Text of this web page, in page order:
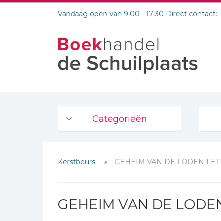
Vandaag open van 9:00 - 17:30 Direct contact:
Categorieën
De Bijbel
Bijbelse Dagboeken 2026
Bijbelstudie groepen
Kerstbeurs GEHEIM VAN DE LODEN
GEHEIM VAN DE